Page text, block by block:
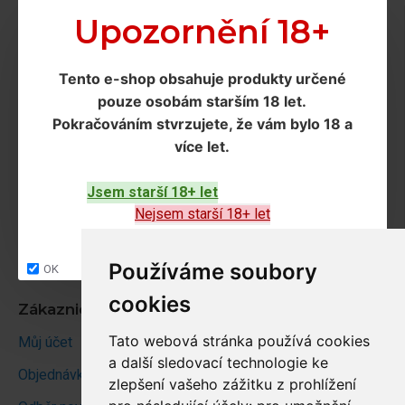
Používáme soubory
cookies
Tato webová stránka používá cookies
a další sledovací technologie ke
zlepšení vašeho zážitku z prohlížení
Upozornění 18+
Tento e-shop obsahuje produkty určené
pouze osobám starším 18 let.
Pokračováním stvrzujete, že vám bylo 18 a
více let.
Jsem starší 18+ let
Nejsem starší 18+ let
OK
Ochrana os. údajů
Obchodní podmínky
Site map
Zákaznický účet
Můj účet
Objednávky